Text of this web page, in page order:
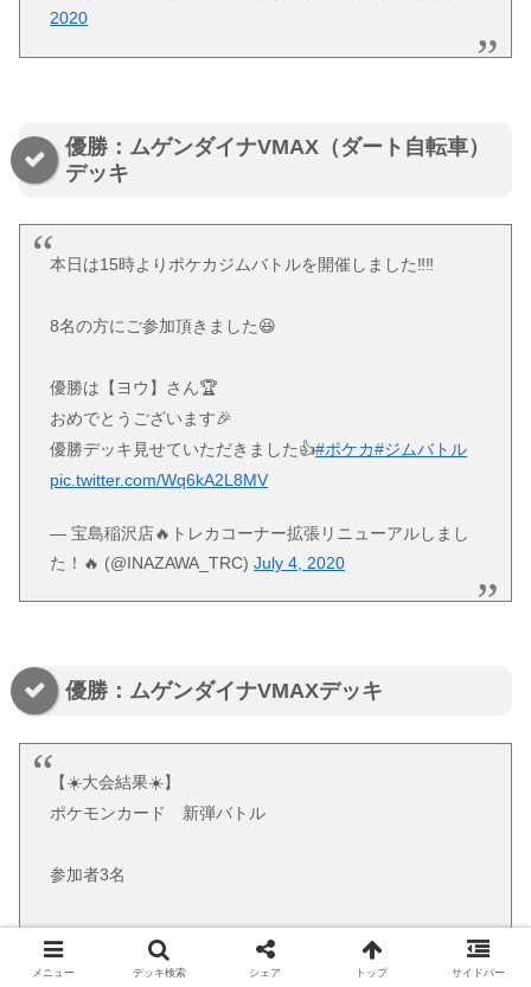
2020
優勝：ムゲンダイナVMAX（ダート自転車）
デッキ
本日は15時よりポケカジムバトルを開催しました‼️‼️
8名の方にご参加頂きました😆
優勝は【ヨウ】さん🏆
おめでとうございます🎉
優勝デッキ見せていただきました👍#ポケカ#ジムバトル
pic.twitter.com/Wq6kA2L8MV
— 宝島稲沢店🔥トレカコーナー拡張リニューアルしまし
た！🔥 (@INAZAWA_TRC)July 4, 2020
優勝：ムゲンダイナVMAXデッキ
【☀️大会結果☀️】
ポケモンカード 新弾バトル
参加者3名
優勝はそういさんのムゲンダイナです‼️
おめでとうございます‼️
メニュー デッキ検索 シェア トップ サイドバー